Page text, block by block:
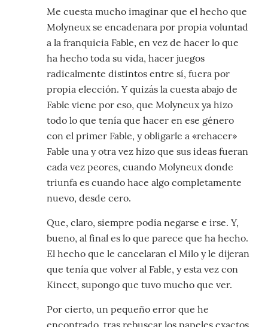
Me cuesta mucho imaginar que el hecho que
Molyneux se encadenara por propia voluntad
a la franquicia Fable, en vez de hacer lo que
ha hecho toda su vida, hacer juegos
radicalmente distintos entre sí, fuera por
propia elección. Y quizás la cuesta abajo de
Fable viene por eso, que Molyneux ya hizo
todo lo que tenía que hacer en ese género
con el primer Fable, y obligarle a «rehacer»
Fable una y otra vez hizo que sus ideas fueran
cada vez peores, cuando Molyneux donde
triunfa es cuando hace algo completamente
nuevo, desde cero.
Que, claro, siempre podía negarse e irse. Y,
bueno, al final es lo que parece que ha hecho.
El hecho que le cancelaran el Milo y le dijeran
que tenía que volver al Fable, y esta vez con
Kinect, supongo que tuvo mucho que ver.
Por cierto, un pequeño error que he